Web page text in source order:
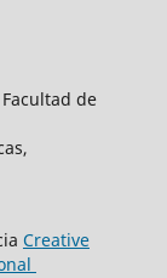
de
Creative